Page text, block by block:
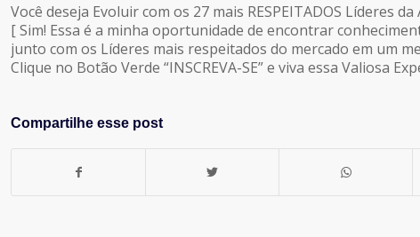
Você deseja Evoluir com os 27 mais RESPEITADOS Líderes da
[ Sim! Essa é a minha oportunidade de encontrar
junto com os Líderes mais respeitados do mercado em um
Clique no Botão Verde “INSCREVA-SE” e viva essa Valiosa
Compartilhe esse post